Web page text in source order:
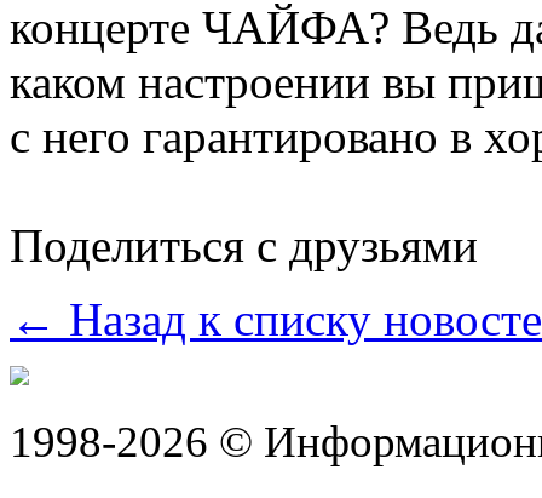
концерте ЧАЙФА? Ведь
каком настроении вы
с него гарантировано в
Поделиться с друзьями
← Назад к списку
1998-2026 ©